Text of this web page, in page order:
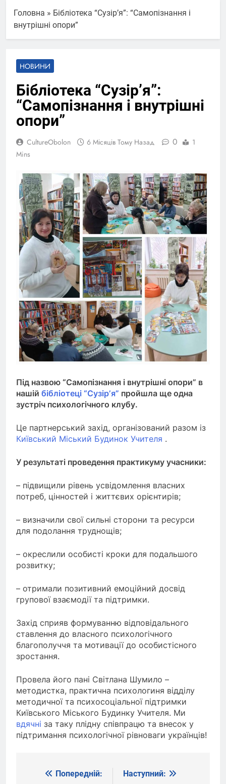
Головна » Бібліотека “Сузірʼя”: “Самопізнання і
внутрішні опори”
НОВИНИ
Бібліотека “Сузірʼя”:
“Самопізнання і внутрішні
опори”
CultureObolon 6 Місяців Тому Назад 0
1
Mins
Під назвою “Самопізнання і внутрішні опори” в
нашій бібліотеці “Сузірʼя” пройшла ще одна
зустріч психологічного клубу.
Це партнерський захід, організований разом із
Київський Міський Будинок Учителя .
У результаті проведення практикуму учасники:
– підвищили рівень усвідомлення власних
потреб, цінностей і життєвих орієнтирів;
– визначили свої сильні сторони та ресурси
для подолання труднощів;
– окреслили особисті кроки для подальшого
розвитку;
– отримали позитивний емоційний досвід
групової взаємодії та підтримки.
Захід сприяв формуванню відповідального
ставлення до власного психологічного
благополуччя та мотивації до особистісного
зростання.
Провела його пані Світлана Шумило –
методистка, практична психологиня відділу
методичної та психосоціальної підтримки
Київського Міського Будинку Учителя. Ми
вдячні за таку плідну співпрацю та внесок у
підтримання психологічної рівноваги українців!
НавігаціяПопередній:
Наступний: